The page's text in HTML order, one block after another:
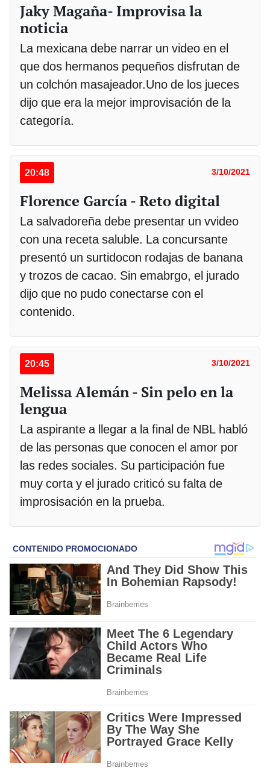
Jaky Magaña- Improvisa la
noticia
La mexicana debe narrar un video en el
que dos hermanos pequeños disfrutan de
un colchón masajeador.Uno de los jueces
dijo que era la mejor improvisación de la
categoría.
20:48 3/10/2021
Florence García - Reto digital
La salvadoreña debe presentar un vvideo
con una receta saluble. La concursante
presentó un surtidocon rodajas de banana
y trozos de cacao. Sin emabrgo, el jurado
dijo que no pudo conectarse con el
contenido.
20:45 3/10/2021
Melissa Alemán - Sin pelo en la
lengua
La aspirante a llegar a la final de NBL habló
de las personas que conocen el amor por
las redes sociales. Su participación fue
muy corta y el jurado criticó su falta de
improsisación en la prueba.